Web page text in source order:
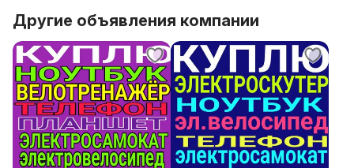
Другие объявления компании